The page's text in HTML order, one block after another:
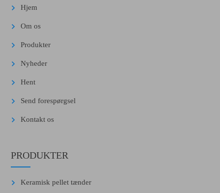
Hjem
Om os
Produkter
Nyheder
Hent
Send forespørgsel
Kontakt os
PRODUKTER
Keramisk pellet tænder